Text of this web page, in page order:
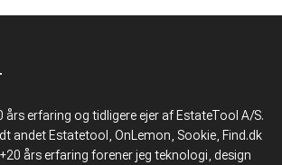
års erfaring og tidligere ejer af EstateTool A/S.
andet Estatetool, OnLemon, Sookie, Find.dk
års erfaring forener jeg teknologi, design